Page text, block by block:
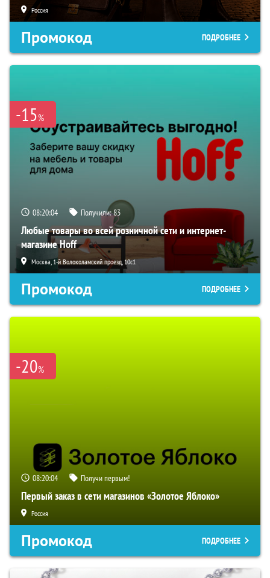
Россия
Промокод ПОДРОБНЕЕ
-15%
08:20:03 Получили:83
Любые товары во всей розничной сети и интернет-
магазине Hoff
Москва, 1-й Волоколамский проезд, 10с1
Промокод ПОДРОБНЕЕ
-20%
08:20:03 Получи первым!
Первый заказ в сети магазинов «Золотое Яблоко»
Россия
Промокод ПОДРОБНЕЕ